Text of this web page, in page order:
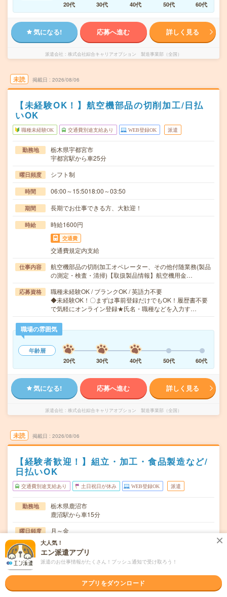
20代
30代 40代 50代 60代
気になる! 応募へ進む 詳しく見る
派遣会社 株式会社綜合キャリアオプション 製造事業部（全国）
未読 掲載日 2026/08/06
【未経験OK！】航空機部品の切削加工/日払
いOK
職種未経験OK 交通費別途支給あり WEB登録OK 派遣
勤務地
栃木県宇都宮市
宇都宮駅から車25分
曜日頻度 シフト制
時間 06:00～15:5018:00～03:50
期間 長期でお仕事できる方、大歓迎！
時給 時給1600円
交通費
交通費規定内支給
仕事内容
航空機部品の切削加工オペレーター、その他付随業務(製品
の測定・検査・清掃)【取扱製品情報】航空機用金…
応募資格
職種未経験OK / ブランクOK / 英語力不要
◆未経験OK！〇まずは事前登録だけでもOK！履歴書不要
で気軽にオンライン登録★氏名・職種などを入力す…
職場の雰囲気
年齢層
20代
30代 40代 50代 60代
気になる! 応募へ進む 詳しく見る
派遣会社 株式会社綜合キャリアオプション 製造事業部（全国）
未読 掲載日 2026/08/06
【経験者歓迎！】組立・加工・食品製造など/
日払いOK
交通費別途支給あり 土日祝日が休み WEB登録OK 派遣
勤務地
栃木県鹿沼市
鹿沼駅から車15分
曜日頻度 月～金
時間 08:15～17:10
期間 長期でお仕事できる方、大歓迎！
時給1650円
大人気！
エン派遣アプリ
派遣のお仕事情報がたくさん！プッシュ通知で受け取ろう！
アプリをダウンロード